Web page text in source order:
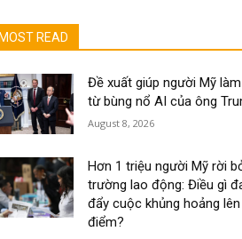
MOST READ
Đề xuất giúp người Mỹ
từ bùng nổ AI của ông
August 8, 2026
Hơn 1 triệu người Mỹ rời
trường lao động: Điều gì
đẩy cuộc khủng hoảng
điểm?